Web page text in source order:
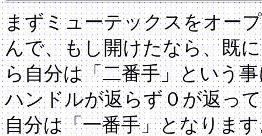
まずミューテックスをオー
んで、もし開けたなら、既
ら自分は「二番手」という
ハンドルが返らず０が返っ
自分は「一番手」となりま